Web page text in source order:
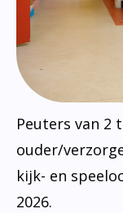
Peuters van 2
ouder/
kijk- en
2026.